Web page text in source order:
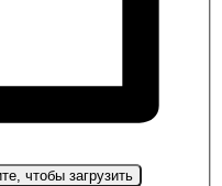
чтобы загрузить